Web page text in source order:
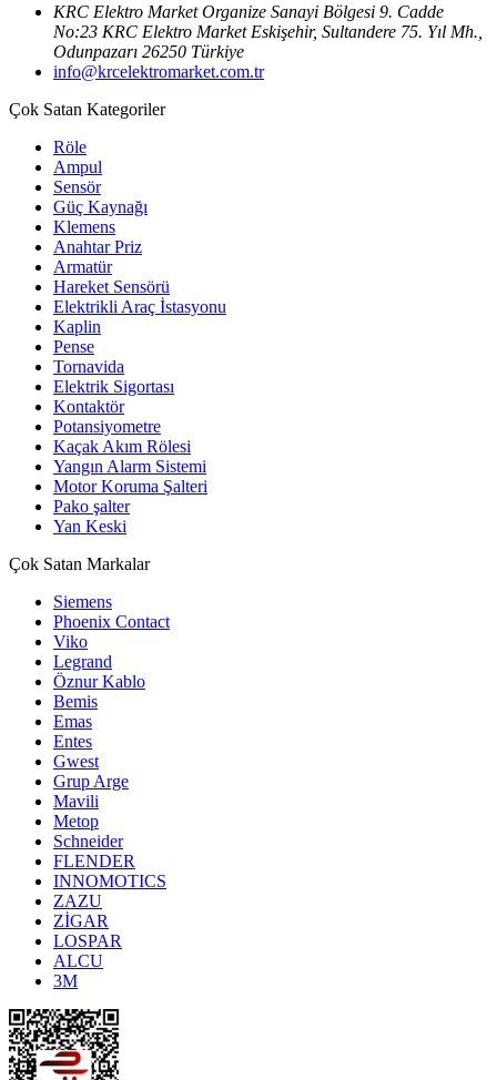
KRC Elektro Market Organize Sanayi Bölgesi 9. Cadde
No:23 KRC Elektro Market Eskişehir, Sultandere 75. Yıl Mh.,
Odunpazarı 26250 Türkiye
info@krcelektromarket.com.tr
Çok Satan Kategoriler
Röle
Ampul
Sensör
Güç Kaynağı
Klemens
Anahtar Priz
Armatür
Hareket Sensörü
Elektrikli Araç İstasyonu
Kaplin
Pense
Tornavida
Elektrik Sigortası
Kontaktör
Potansiyometre
Kaçak Akım Rölesi
Yangın Alarm Sistemi
Motor Koruma Şalteri
Pako şalter
Yan Keski
Çok Satan Markalar
Siemens
Phoenix Contact
Viko
Legrand
Öznur Kablo
Bemis
Emas
Entes
Gwest
Grup Arge
Mavili
Metop
Schneider
FLENDER
INNOMOTICS
ZAZU
ZİGAR
LOSPAR
ALCU
3M